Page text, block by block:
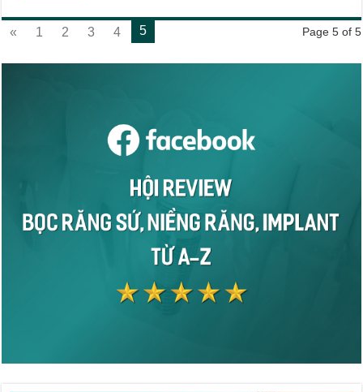
Page 5 of 5
« 1 2 3 4 5